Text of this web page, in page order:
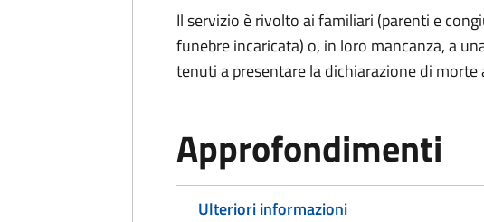
Il servizio è rivolto ai familiari (parenti e
funebre incaricata) o, in loro mancanza, a
tenuti a presentare la dichiarazione di
Approfondimenti
Ulteriori informazioni